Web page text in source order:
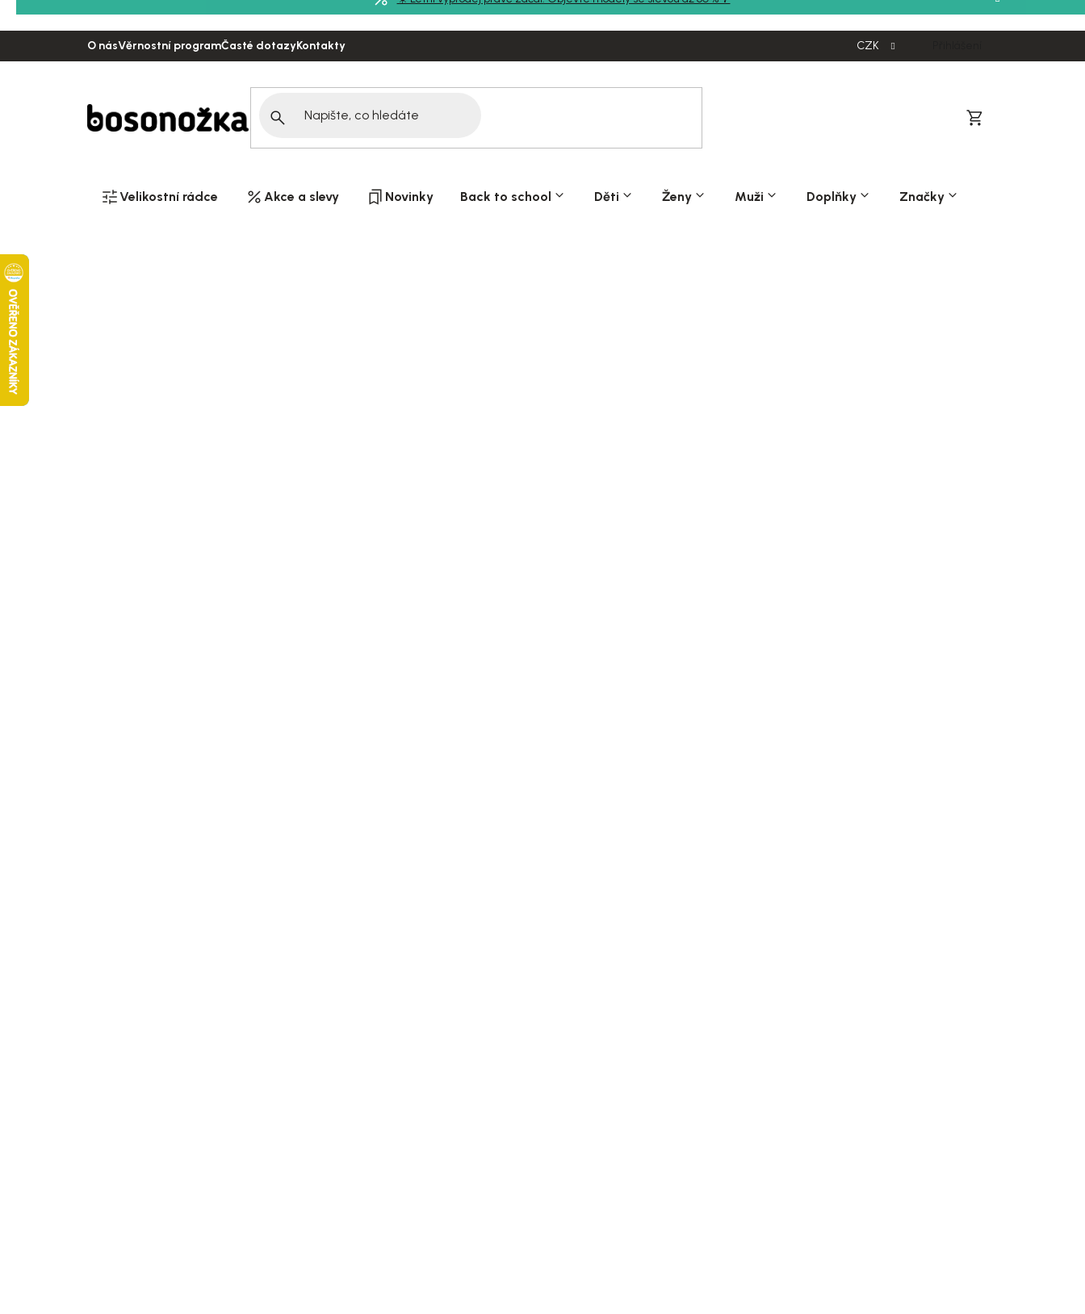
na
O násVěrnostní programČasté dotazyKontakty CZK
Nákupní
Velikostní rádce Akce a slevy Novinky Back to school Děti Ženy Muži Doplňky Značky